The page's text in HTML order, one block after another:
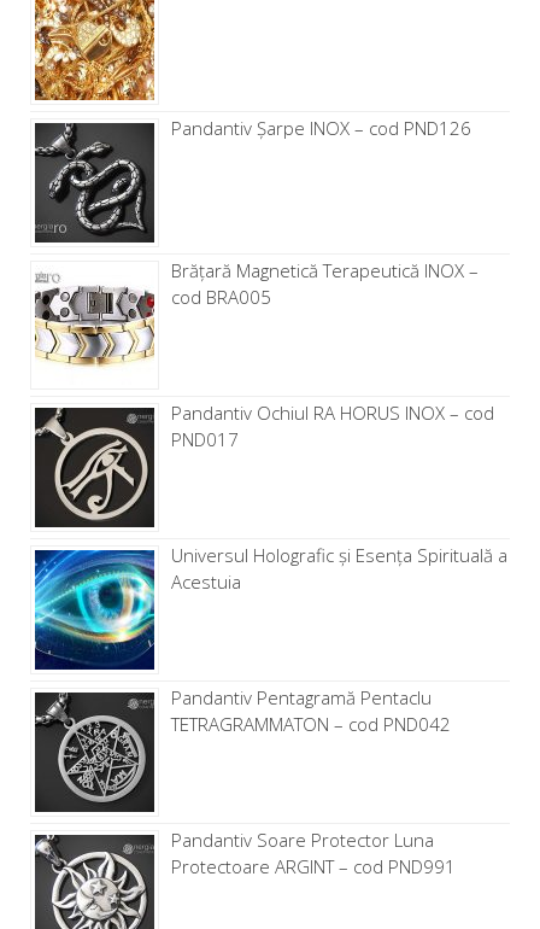
Pandantiv Șarpe INOX – cod PND126
Brăţară Magnetică Terapeutică INOX –
cod BRA005
Pandantiv Ochiul RA HORUS INOX – cod
PND017
Universul Holografic și Esența Spirituală a
Acestuia
Pandantiv Pentagramă Pentaclu
TETRAGRAMMATON – cod PND042
Pandantiv Soare Protector Luna
Protectoare ARGINT – cod PND991